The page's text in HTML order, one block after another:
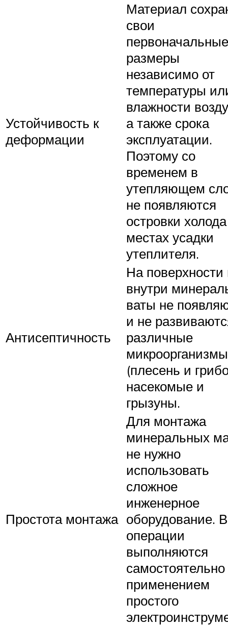
Устойчивость к
деформации
Материал
свои
первоначальные
размеры
независимо от
температуры
влажности
а также срока
эксплуатации.
Поэтому со
временем в
утепляющем
не появляются
островки
местах усадки
утеплителя.
Антисептичность
На поверхности
внутри
ваты не
и не
различные
микроорганизмы
(плесень и
насекомые и
грызуны.
Простота монтажа
Для монтажа
минеральных
не нужно
использовать
сложное
инженерное
оборудование.
операции
выполняются
самостоятельно
применением
простого